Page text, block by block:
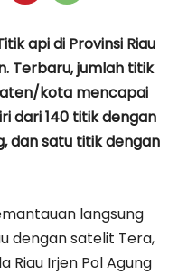
api di Provinsi Riau
Terbaru, jumlah titik
kota mencapai
dari 140 titik dengan
dan satu titik dengan
langsung
dengan satelit Tera,
Riau Irjen Pol Agung